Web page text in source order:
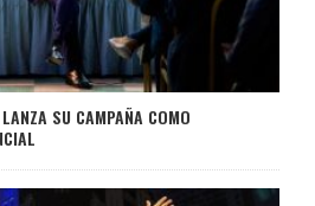
SU CAMPAÑA COMO